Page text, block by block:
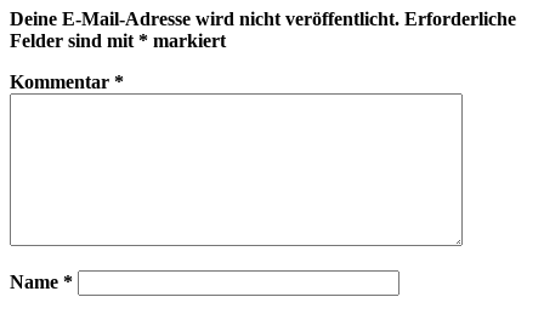
Deine E-Mail-Adresse wird nicht veröffentlicht. Erforderliche
Felder sind mit* markiert
Kommentar *
Name *